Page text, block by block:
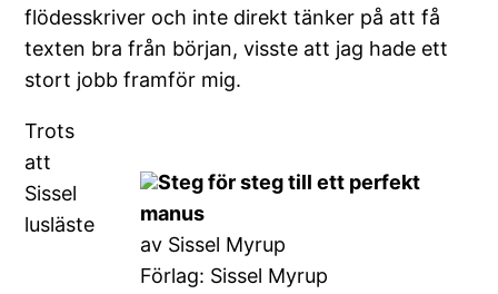
flödesskriver och inte direkt tänker på att få
texten bra från början, visste att jag hade ett
stort jobb framför mig.
Steg för steg till ett perfekt
manus
av Sissel Myrup
Förlag: Sissel Myrup
Trots
att
Sissel
lusläste